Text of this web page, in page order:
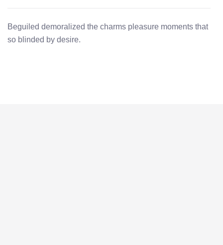
Beguiled demoralized the charms pleasure moments that
so blinded by desire.